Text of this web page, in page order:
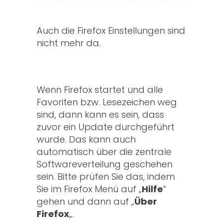
Auch die Firefox Einstellungen sind
nicht mehr da.
Wenn Firefox startet und alle
Favoriten bzw. Lesezeichen weg
sind, dann kann es sein, dass
zuvor ein Update durchgeführt
wurde. Das kann auch
automatisch über die zentrale
Softwareverteilung geschehen
sein. Bitte prüfen Sie das, indem
Sie im Firefox Menü auf „Hilfe“
gehen und dann auf „Über
Firefox„.